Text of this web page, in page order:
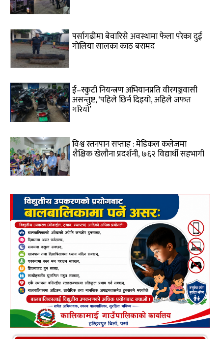
पर्सागढीमा बेवारिसे अवस्थामा फेला परेका दुई
गोलिया सालका काठ बरामद
ई–स्कुटी नियन्त्रण अभियानप्रति वीरगञ्जवासी
असन्तुष्ट, ‘पहिले छिर्न दिइयो, अहिले जफत
गरियो’
विश्व स्तनपान सप्ताह : मेडिकल कलेजमा
शैक्षिक खेलौना प्रदर्शनी, ७६२ विद्यार्थी सहभागी